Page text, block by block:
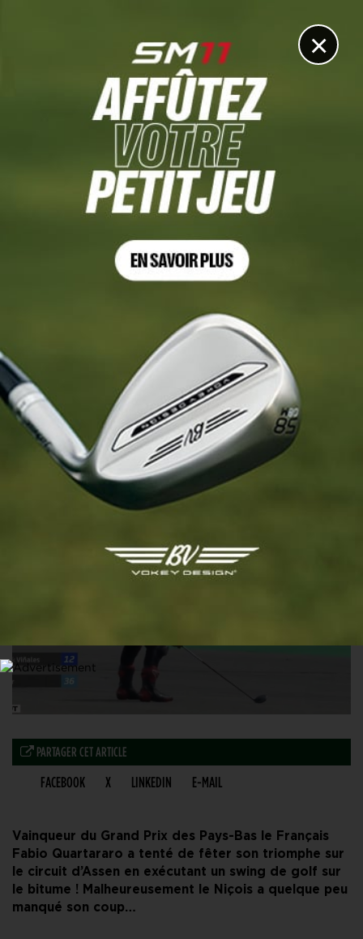
×
VIDÉO
Raté : Fabio Quartararo tente de célébrer sa victoire en
MotoGP avec un swing de golf…
27 JUIN 2021
PARTAGER CET ARTICLE
FACEBOOK X LINKEDIN E-MAIL
Vainqueur du Grand Prix des Pays-Bas le Français
Fabio Quartararo a tenté de fêter son triomphe sur
le circuit d’Assen en exécutant un swing de golf sur
le bitume ! Malheureusement le Niçois a quelque peu
manqué son coup…